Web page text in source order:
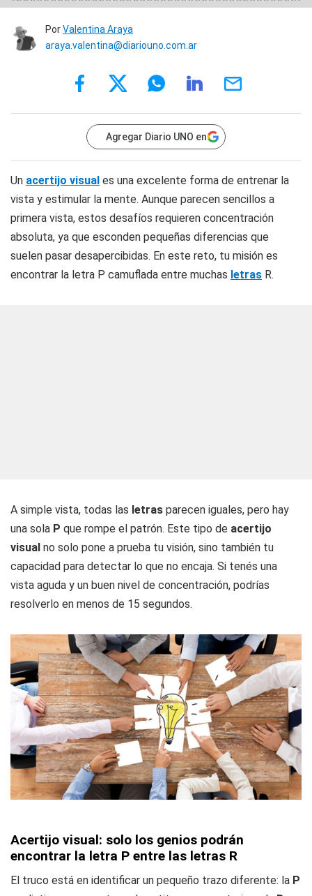
PorValentina Araya
araya.valentina@diariouno.com.ar
Agregar Diario UNO en
Un acertijo visual es una excelente forma de entrenar la
vista y estimular la mente. Aunque parecen sencillos a
primera vista, estos desafíos requieren concentración
absoluta, ya que esconden pequeñas diferencias que
suelen pasar desapercibidas. En este reto, tu misión es
encontrar la letra P camuflada entre muchas letras R.
A simple vista, todas las letras parecen iguales, pero hay
una sola P que rompe el patrón. Este tipo de acertijo
visual no solo pone a prueba tu visión, sino también tu
capacidad para detectar lo que no encaja. Si tenés una
vista aguda y un buen nivel de concentración, podrías
resolverlo en menos de 15 segundos.
Acertijo visual: solo los genios podrán
encontrar la letra P entre las letras R
El truco está en identificar un pequeño trazo diferente: la P